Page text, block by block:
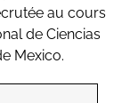
au cours
de Ciencias
Mexico.